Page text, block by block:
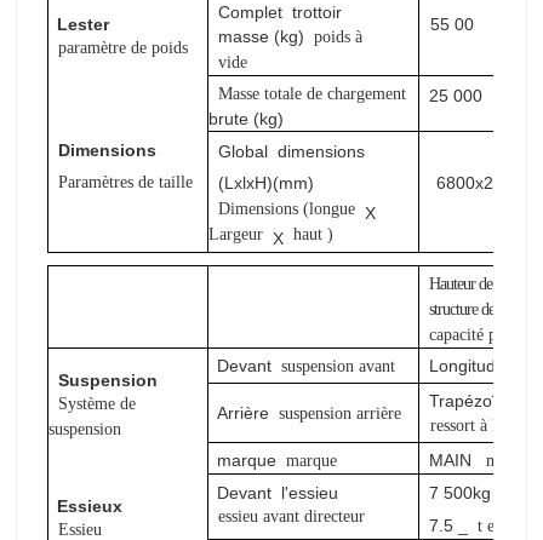
Lester
paramètre de poids
Complet trottoir
masse (kg) poids à
vide
55 00
Masse totale de chargement
brute (kg)
25 000
Dimensions
Paramètres de taille
Global dimensions
(LxlxH)(mm)
Dimensions (longue X
Largeur X haut )
Hauteur de section
structure de poutre
capacité portante
Suspension
Système de
suspension
Devant suspension avant Longitudinal
Arrière suspension arrière
Trapézoïdal
ressort à lames
Essieux
Essieu
marque marque MAIN main
Devant l'essieu
essieu avant directeur
7 500kg
7.5
t essieu